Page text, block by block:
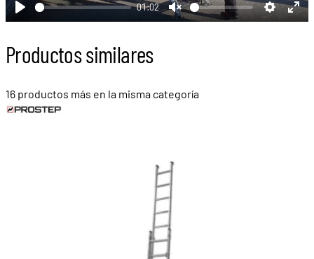
Play
01:02
Unmute Settings
Productos similares
16 productos más en la misma categoría